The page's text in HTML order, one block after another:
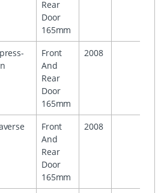
Rear
Door
165mm
Front
And
Rear
Door
165mm
2008
Front
And
Rear
Door
165mm
2008